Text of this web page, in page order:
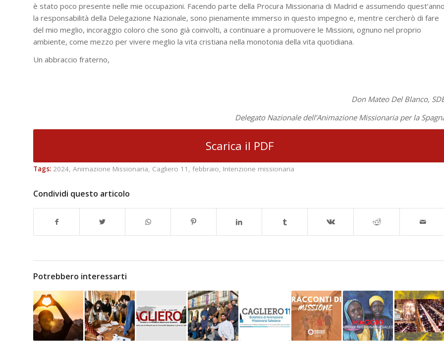
è stato poco presente nelle mie occupazioni. Facendo parte della Procura Missionaria di Madrid e assumendo quest’anno
la responsabilità della Delegazione Nazionale, sono pienamente immerso in questo impegno e, mentre cercherò di fare
del mio meglio, incoraggio coloro che sono già coinvolti, a continuare a promuovere le Missioni, ognuno nel proprio
ambiente, come mezzo per vivere meglio la vita cristiana nella monotonia della vita quotidiana.
Un abbraccio fraterno,
Don Mateo Del Blanco,
Delegato Nazionale dell’Animazione Missionaria per la
Scarica il PDF
Tags: 2024, Animazione Missionaria, Cagliero 11 , febbraio, Intenzione missionaria
Condividi questo articolo
Potrebbero interessarti